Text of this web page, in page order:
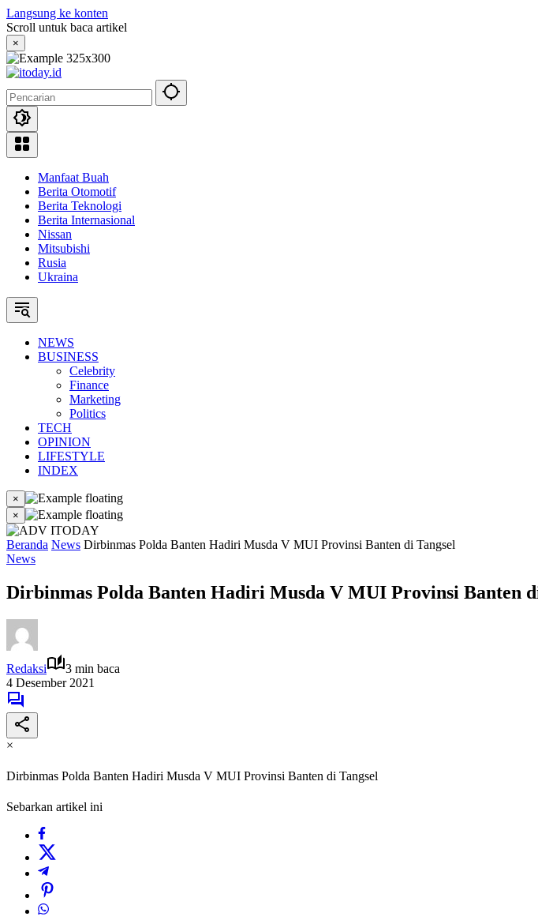
Langsung ke konten
Scroll untuk baca artikel
×
Manfaat Buah
Berita Otomotif
Berita Teknologi
Berita Internasional
Nissan
Mitsubishi
Rusia
Ukraina
NEWS
BUSINESS
Celebrity
Finance
Marketing
Politics
TECH
OPINION
LIFESTYLE
INDEX
×
×
Beranda News Dirbinmas Polda Banten Hadiri Musda V MUI Provinsi Banten di Tangsel
News
Dirbinmas Polda Banten Hadiri Musda V MUI Provinsi Banten
Redaksi
3 min baca
4 Desember 2021
×
Dirbinmas Polda Banten Hadiri Musda V MUI Provinsi Banten di Tangsel
Sebarkan artikel ini